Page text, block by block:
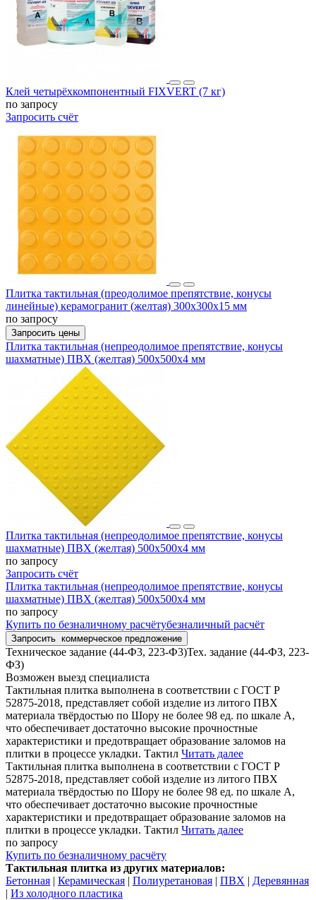
Клей четырёхкомпонентный FIXVERT (7 кг)
по запросу
Запросить счёт
Плитка тактильная (преодолимое препятствие, конусы
линейные) керамогранит (желтая) 300х300х15 мм
по запросу
Запросить цены
Плитка тактильная (непреодолимое препятствие, конусы
шахматные) ПВХ (желтая) 500х500х4 мм
Плитка тактильная (непреодолимое препятствие, конусы
шахматные) ПВХ (желтая) 500х500х4 мм
по запросу
Запросить счёт
Плитка тактильная (непреодолимое препятствие, конусы
шахматные) ПВХ (желтая) 500х500х4 мм
по запросу
Купить по безналичному расчётубезналичный расчёт
Запросить коммерческое предложение
Техническое задание (44-Ф3, 223-Ф3)Тех. задание (44-ФЗ, 223-
ФЗ)
Возможен выезд специалиста
Тактильная плитка выполнена в соответствии с ГОСТ Р
52875-2018, представляет собой изделие из литого ПВХ
материала твёрдостью по Шору не более 98 ед. по шкале А,
что обеспечивает достаточно высокие прочностные
характеристики и предотвращает образование заломов на
плитки в процессе укладки. Тактил Читать далее
Тактильная плитка выполнена в соответствии с ГОСТ Р
52875-2018, представляет собой изделие из литого ПВХ
материала твёрдостью по Шору не более 98 ед. по шкале А,
что обеспечивает достаточно высокие прочностные
характеристики и предотвращает образование заломов на
плитки в процессе укладки. Тактил Читать далее
по запросу
Купить по безналичному расчёту
Тактильная плитка из других материалов:
Бетонная | Керамическая | Полиуретановая | ПВХ | Деревянная
| Из холодного пластика